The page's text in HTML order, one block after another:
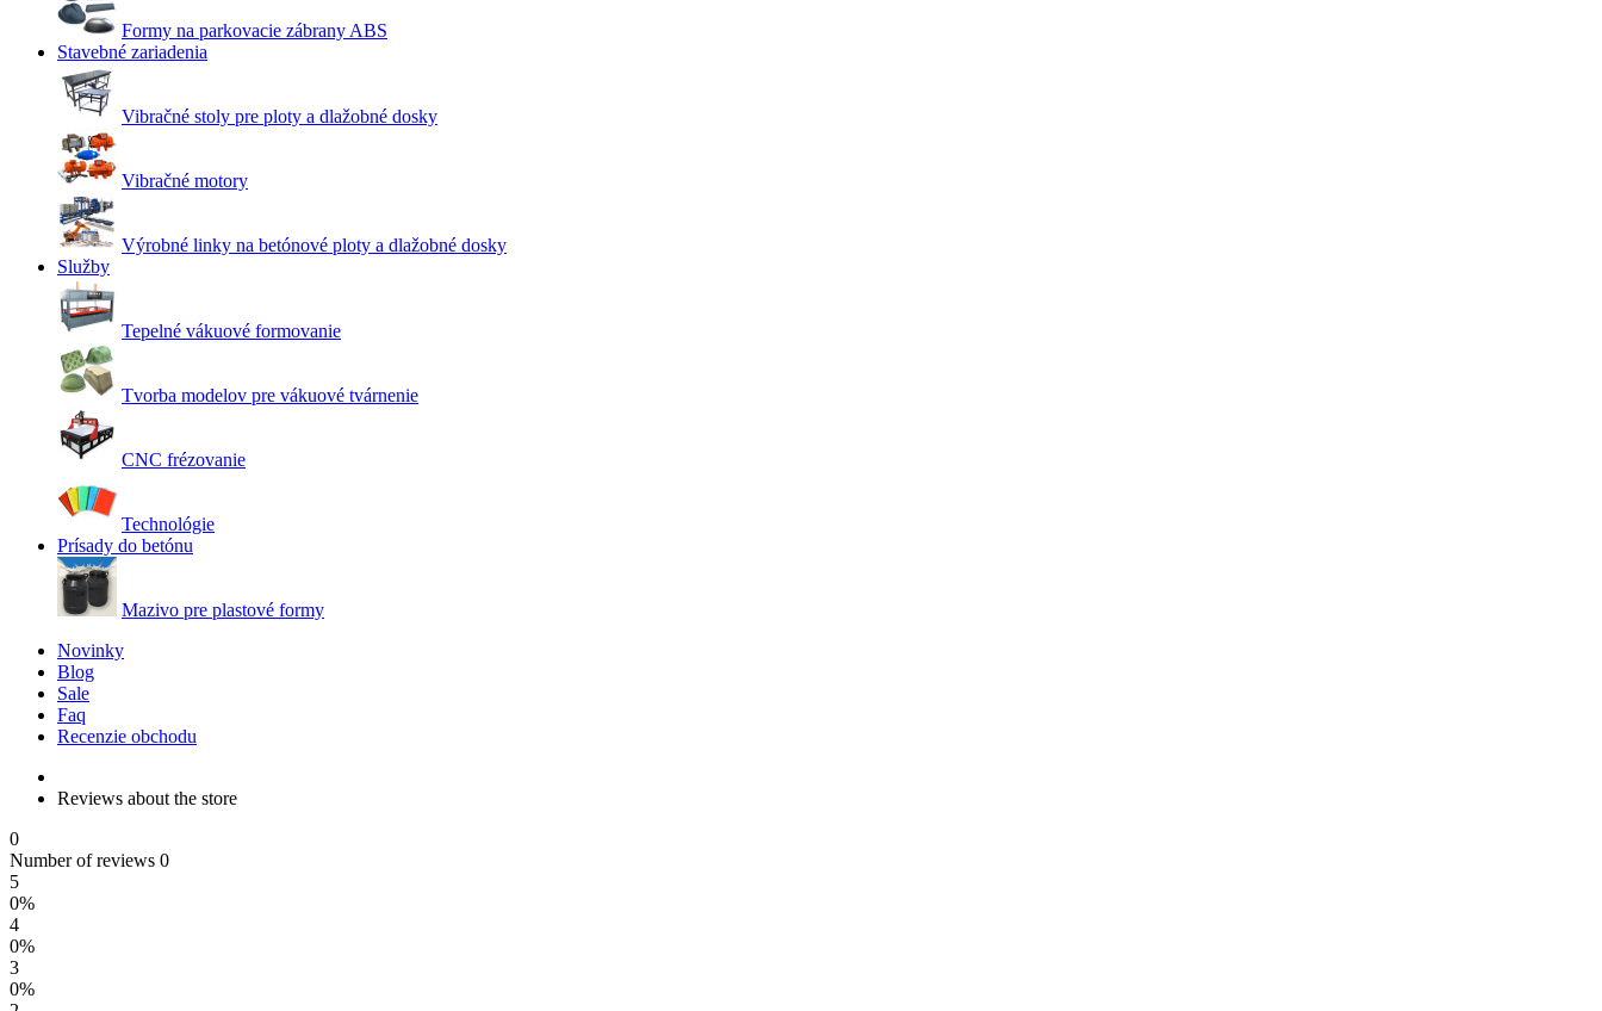
Formy na parkovacie zábrany ABS
Stavebné zariadenia
Vibračné stoly pre ploty a dlažobné dosky
Vibračné motory
Výrobné linky na betónové ploty a dlažobné dosky
Služby
Tepelné vákuové formovanie
Tvorba modelov pre vákuové tvárnenie
CNC frézovanie
Technológie
Prísady do betónu
Mazivo pre plastové formy
Novinky
Blog
Sale
Faq
Recenzie obchodu
Reviews about the store
0
Number of reviews 0
5
0%
4
0%
3
0%